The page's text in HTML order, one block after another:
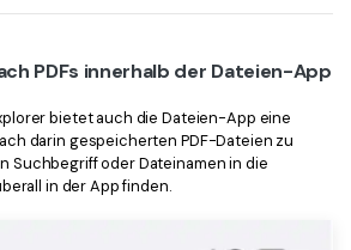
PDFs innerhalb der Dateien-App
bietet auch die Dateien-App eine
darin gespeicherten PDF-Dateien zu
Suchbegriff oder Dateinamen in die
in der App finden.